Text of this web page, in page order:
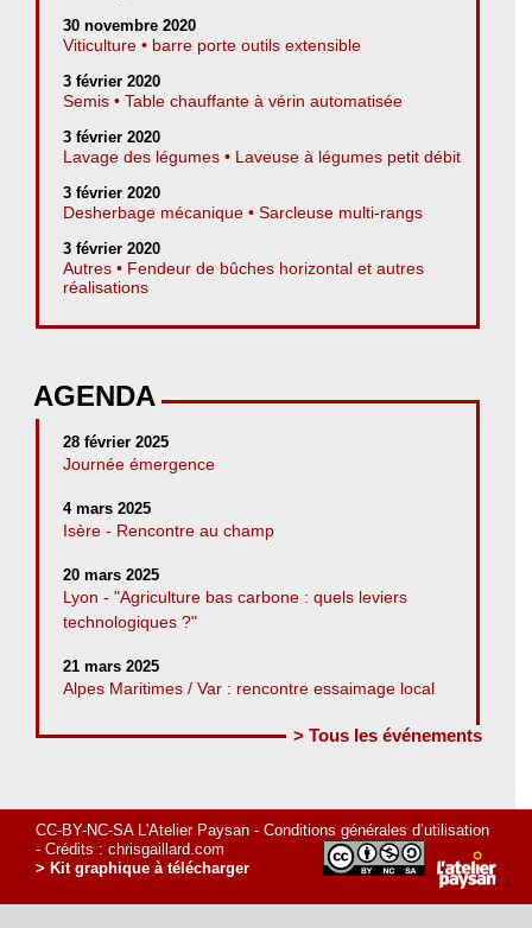
30 novembre 2020
Viticulture • barre porte outils extensible
3 février 2020
Semis • Table chauffante à vérin automatisée
3 février 2020
Lavage des légumes • Laveuse à légumes petit débit
3 février 2020
Desherbage mécanique • Sarcleuse multi-rangs
3 février 2020
Autres • Fendeur de bûches horizontal et autres
réalisations
AGENDA
28 février 2025
Journée émergence
4 mars 2025
Isère - Rencontre au champ
20 mars 2025
Lyon - "Agriculture bas carbone : quels leviers
technologiques ?"
21 mars 2025
Alpes Maritimes / Var : rencontre essaimage local
> Tous les événements
CC-BY-NC-SA L'Atelier Paysan - Conditions générales d’utilisation
- Crédits : chrisgaillard.com
> Kit graphique à télécharger